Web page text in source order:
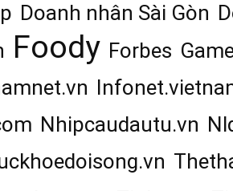
Doanh nhân Sài Gòn
Foody Forbes
Nhipcaudautu.vn